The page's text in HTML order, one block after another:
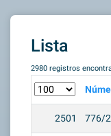
Lista
2980 registros
2501 776/